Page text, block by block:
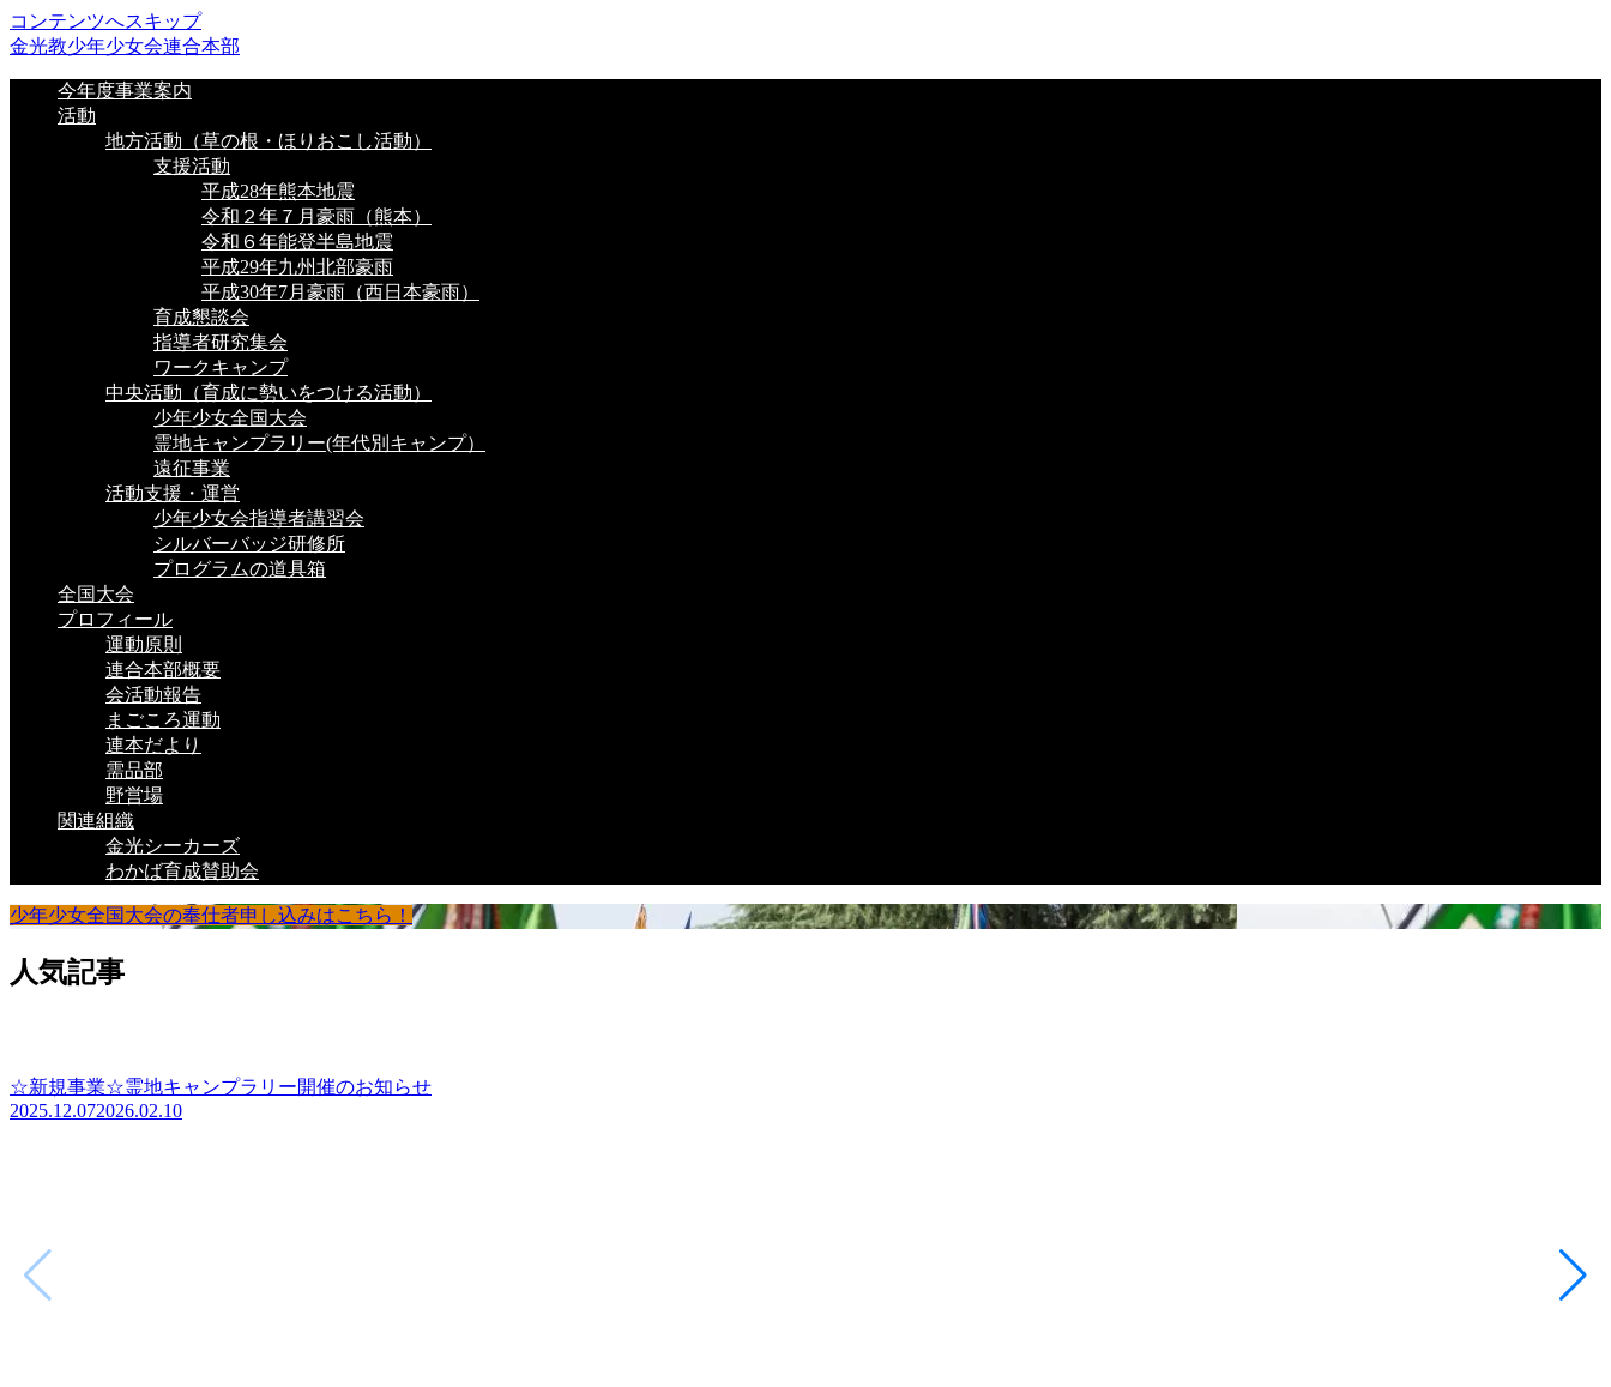
コンテンツへスキップ
金光教少年少女会連合本部
今年度事業案内
活動
地方活動（草の根・ほりおこし活動）
支援活動
平成28年熊本地震
令和２年７月豪雨（熊本）
令和６年能登半島地震
平成29年九州北部豪雨
平成30年7月豪雨（西日本豪雨）
育成懇談会
指導者研究集会
ワークキャンプ
中央活動（育成に勢いをつける活動）
少年少女全国大会
霊地キャンプラリー(年代別キャンプ）
遠征事業
活動支援・運営
少年少女会指導者講習会
シルバーバッジ研修所
プログラムの道具箱
全国大会
プロフィール
運動原則
連合本部概要
会活動報告
まごころ運動
連本だより
需品部
野営場
関連組織
金光シーカーズ
わかば育成賛助会
少年少女全国大会の奉仕者申し込みはこちら！
人気記事
☆新規事業☆霊地キャンプラリー開催のお知らせ
2025.12.072026.02.10